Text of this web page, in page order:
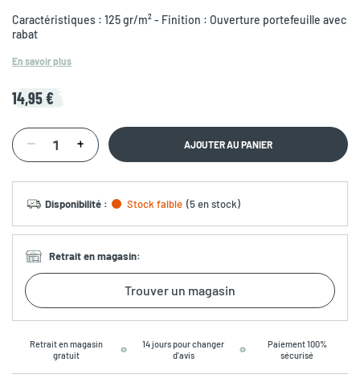
Caractéristiques : 125 gr/m² - Finition : Ouverture portefeuille avec
rabat
En savoir plus
14,95 €
AJOUTER AU PANIER
Disponibilité : Stock faible (5 en stock)
Retrait en magasin:
Trouver un magasin
Retrait en magasin
gratuit
14 jours pour changer
d’avis
Paiement 100%
sécurisé